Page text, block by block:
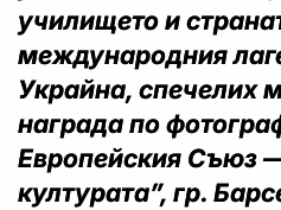
училището и
международния
Украйна, спечелих
награда по
Европейския Съюз
културата”, гр.